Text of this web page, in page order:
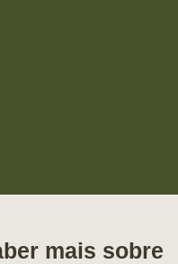
mais sobre